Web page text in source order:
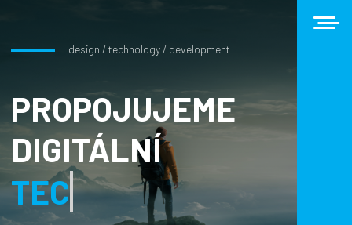
design / technology / development
PROPOJUJEME
DIGITÁLNÍ
TECHNOLOGIE